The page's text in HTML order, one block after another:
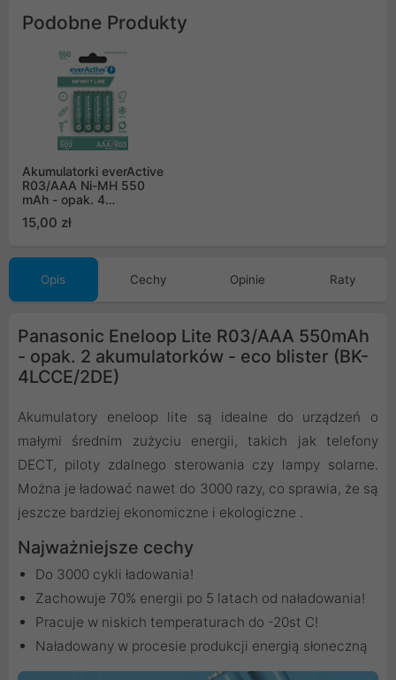
Podobne Produkty
Akumulatorki everActive
R03/AAA Ni-MH 550
mAh - opak. 4
akumulatorki - blister
(EVHRL03-550)
15,00 zł
Opis Cechy Opinie Raty
Panasonic Eneloop Lite R03/AAA 550mAh
- opak. 2 akumulatorków - eco blister (BK-
4LCCE/2DE)
Akumulatory eneloop lite są idealne do urządzeń o
małymi średnim zużyciu energii, takich jak telefony
DECT, piloty zdalnego sterowania czy lampy solarne.
Można je ładować nawet do 3000 razy, co sprawia, że są
jeszcze bardziej ekonomiczne i ekologiczne .
Najważniejsze cechy
Do 3000 cykli ładowania!
Zachowuje 70% energii po 5 latach od naładowania!
Pracuje w niskich temperaturach do -20st C!
Naładowany w procesie produkcji energią słoneczną